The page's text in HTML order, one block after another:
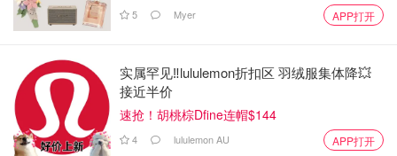
5 Myer APP打开
实属罕见‼️lululemon折扣区 羽绒服集体降💥
接近半价
速抢！胡桃棕Dfine连帽$144
4 lululemon AU APP打开